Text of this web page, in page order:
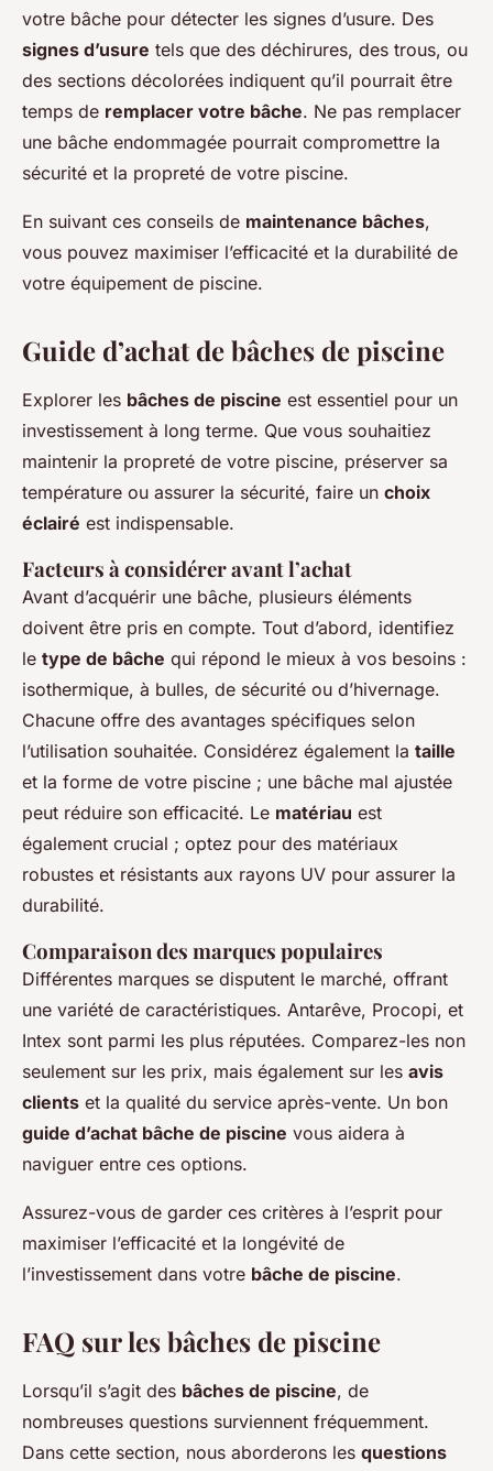
votre bâche pour détecter les signes d’usure. Des
signes d’usure tels que des déchirures, des trous, ou
des sections décolorées indiquent qu’il pourrait être
temps de remplacer votre bâche. Ne pas remplacer
une bâche endommagée pourrait compromettre la
sécurité et la propreté de votre piscine.
En suivant ces conseils de maintenance bâches,
vous pouvez maximiser l’efficacité et la durabilité de
votre équipement de piscine.
Guide d’achat de bâches de piscine
Explorer les bâches de piscine est essentiel pour un
investissement à long terme. Que vous souhaitiez
maintenir la propreté de votre piscine, préserver sa
température ou assurer la sécurité, faire un choix
éclairé est indispensable.
Facteurs à considérer avant l’achat
Avant d’acquérir une bâche, plusieurs éléments
doivent être pris en compte. Tout d’abord, identifiez
le type de bâche qui répond le mieux à vos besoins :
isothermique, à bulles, de sécurité ou d’hivernage.
Chacune offre des avantages spécifiques selon
l’utilisation souhaitée. Considérez également la taille
et la forme de votre piscine ; une bâche mal ajustée
peut réduire son efficacité. Le matériau est
également crucial ; optez pour des matériaux
robustes et résistants aux rayons UV pour assurer la
durabilité.
Comparaison des marques populaires
Différentes marques se disputent le marché, offrant
une variété de caractéristiques. Antarêve, Procopi, et
Intex sont parmi les plus réputées. Comparez-les non
seulement sur les prix, mais également sur les avis
clients et la qualité du service après-vente. Un bon
guide d’achat bâche de piscine vous aidera à
naviguer entre ces options.
Assurez-vous de garder ces critères à l’esprit pour
maximiser l’efficacité et la longévité de
l’investissement dans votre bâche de piscine.
FAQ sur les bâches de piscine
Lorsqu’il s’agit des bâches de piscine, de
nombreuses questions surviennent fréquemment.
Dans cette section, nous aborderons les questions